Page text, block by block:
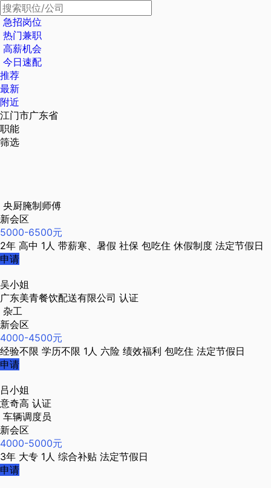
急招岗位
热门兼职
高薪机会
今日速配
推荐
最新
附近
江门市广东省
职能
筛选
央厨腌制师傅
新会区
5000-6500元
2年 高中 1人 带薪寒、暑假 社保 包吃住 休假制度 法定节假日
申请
吴小姐
广东美青餐饮配送有限公司 认证
杂工
新会区
4000-4500元
经验不限 学历不限 1人 六险 绩效福利 包吃住 法定节假日
申请
吕小姐
意奇高 认证
车辆调度员
新会区
4000-5000元
3年 大专 1人 综合补贴 法定节假日
申请